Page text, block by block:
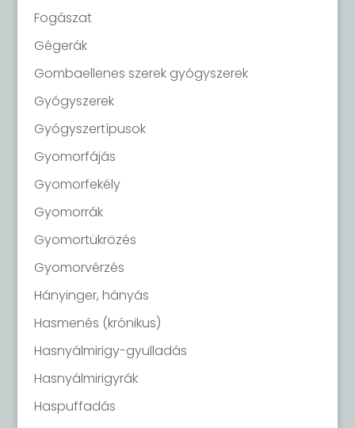
Fogászat
Gégerák
Gombaellenes szerek gyógyszerek
Gyógyszerek
Gyógyszertípusok
Gyomorfájás
Gyomorfekély
Gyomorrák
Gyomortükrözés
Gyomorvérzés
Hányinger, hányás
Hasmenés (krónikus)
Hasnyálmirigy-gyulladás
Hasnyálmirigyrák
Haspuffadás